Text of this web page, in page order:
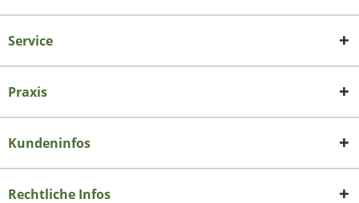
Service
Praxis
Kundeninfos
Rechtliche Infos